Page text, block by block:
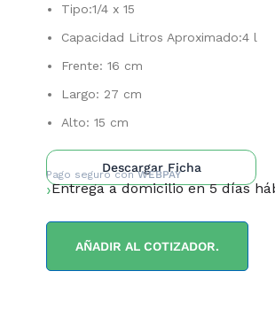
Tipo:1/4 x 15
Capacidad Litros Aproximado:4 l
Frente: 16 cm
Largo: 27 cm
Alto: 15 cm
Descargar Ficha
Pago seguro conWEBPAY
Entrega a domicilio en 5 días
AÑADIR AL COTIZADOR.